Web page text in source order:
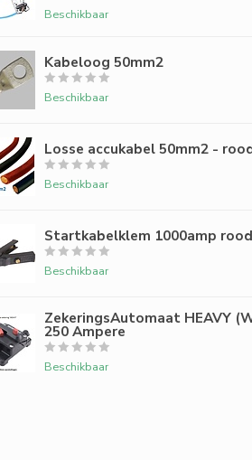
Beschikbaar
Kabeloog 50mm2
Beschikbaar
Losse accukabel 50mm2 -
Beschikbaar
Startkabelklem 1000amp
Beschikbaar
ZekeringsAutomaat HEAVY
250 Ampere
Beschikbaar